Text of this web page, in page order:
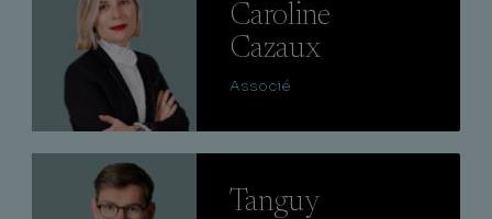
Caroline
Cazaux
Associé
Tanguy